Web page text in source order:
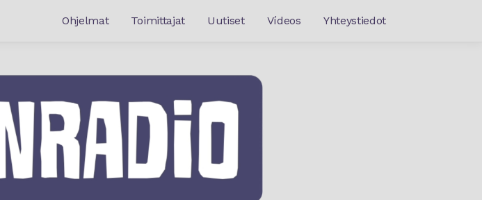
Ohjelmat Toimittajat Uutiset Vídeos Yhteystiedot